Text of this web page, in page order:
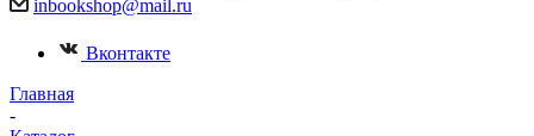
inbookshop@mail.ru
Вконтакте
Главная
-